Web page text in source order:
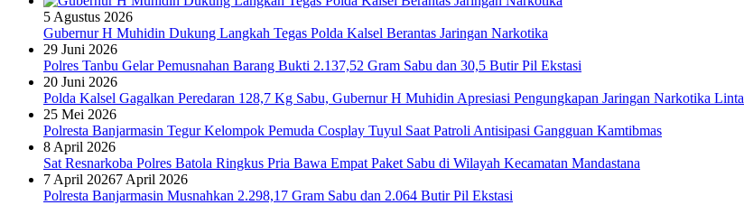
5 Agustus 2026
Gubernur H Muhidin Dukung Langkah Tegas Polda Kalsel Berantas Jaringan Narkotika
29 Juni 2026
Polres Tanbu Gelar Pemusnahan Barang Bukti 2.137,52 Gram Sabu dan 30,5 Butir Pil Ekstasi
20 Juni 2026
Polda Kalsel Gagalkan Peredaran 128,7 Kg Sabu, Gubernur H Muhidin Apresiasi Pengungkapan Jaringan Narkotika
25 Mei 2026
Polresta Banjarmasin Tegur Kelompok Pemuda Cosplay Tuyul Saat Patroli Antisipasi Gangguan Kamtibmas
8 April 2026
Sat Resnarkoba Polres Batola Ringkus Pria Bawa Empat Paket Sabu di Wilayah Kecamatan Mandastana
7 April 20267 April 2026
Polresta Banjarmasin Musnahkan 2.298,17 Gram Sabu dan 2.064 Butir Pil Ekstasi